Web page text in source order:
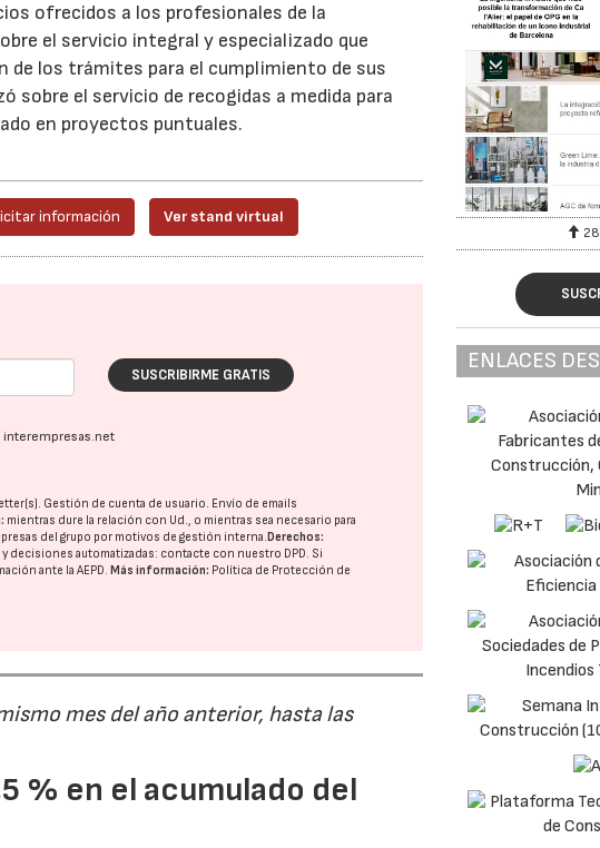
ofrecidos a los profesionales de la
el servicio integral y especializado que
de los trámites para el cumplimiento de sus
sobre el servicio de recogidas a medida para
en proyectos puntuales.
información Ver stand virtual
SUSCRIBIRME GRATIS
Gestión de cuenta de usuario. Envío de emails
mientras dure la relación con Ud., o mientras sea necesario para
del grupo por motivos de gestión interna.Derechos:
decisiones automatizadas: contacte con nuestro DPD . Si
ante laAEPD .Más información: Política de Protección de
mes del año anterior, hasta las
% en el acumulado del
07/2026 30/07/2026
ENLACES